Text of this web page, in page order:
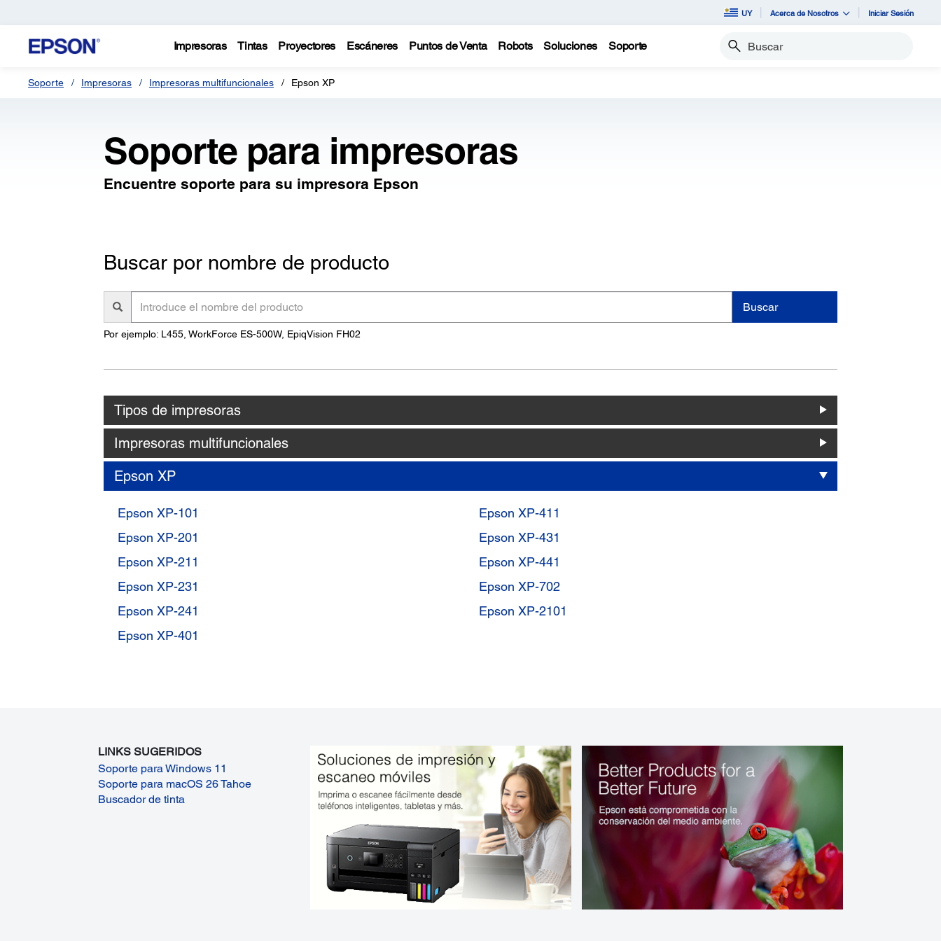
UY Acerca de Nosotros Iniciar Sesión
Impresoras Tintas Proyectores Escáneres Puntos de Venta Robots Soluciones Soporte Buscar
Soporte Impresoras Impresoras multifuncionales Epson XP
Soporte para impresoras
Encuentre soporte para su impresora Epson
Buscar por nombre de producto
nombre
Buscar
Por ejemplo: L455, WorkForce ES-500W, EpiqVision FH02
Tipos de impresoras
Impresoras multifuncionales
Epson XP
Epson XP-101
Epson XP-201
Epson XP-211
Epson XP-231
Epson XP-241
Epson XP-401
Epson XP-411
Epson XP-431
Epson XP-441
Epson XP-702
Epson XP-2101
LINKS SUGERIDOS
Soporte para Windows 11
Soporte para macOS 26 Tahoe
Buscador de tinta